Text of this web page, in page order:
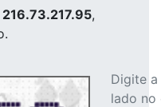
216.73.217.95,
Digite
lado no